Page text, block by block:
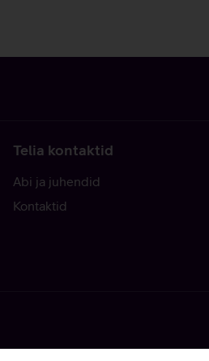
Telia kontaktid
Abi ja juhendid
Kontaktid